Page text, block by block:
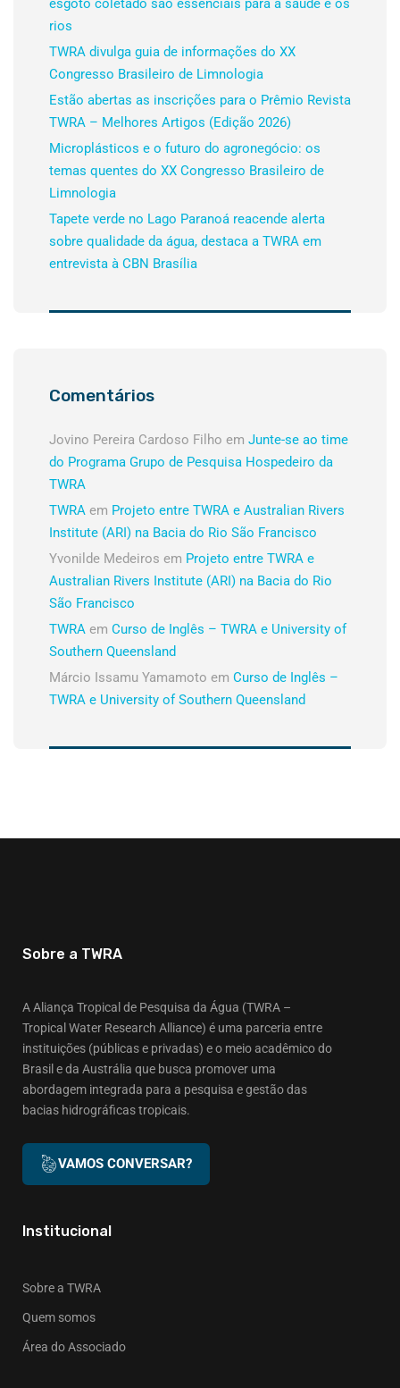
esgoto coletado são essenciais para a saúde e os
rios
TWRA divulga guia de informações do XX
Congresso Brasileiro de Limnologia
Estão abertas as inscrições para o Prêmio Revista
TWRA – Melhores Artigos (Edição 2026)
Microplásticos e o futuro do agronegócio: os
temas quentes do XX Congresso Brasileiro de
Limnologia
Tapete verde no Lago Paranoá reacende alerta
sobre qualidade da água, destaca a TWRA em
entrevista à CBN Brasília
Comentários
Jovino Pereira Cardoso Filho em Junte-se ao time
do Programa Grupo de Pesquisa Hospedeiro da
TWRA
TWRA em Projeto entre TWRA e Australian Rivers
Institute (ARI) na Bacia do Rio São Francisco
Yvonilde Medeiros em Projeto entre TWRA e
Australian Rivers Institute (ARI) na Bacia do Rio
São Francisco
TWRA em Curso de Inglês – TWRA e University of
Southern Queensland
Márcio Issamu Yamamoto em Curso de Inglês –
TWRA e University of Southern Queensland
Sobre a TWRA
A Aliança Tropical de Pesquisa da Água (TWRA –
Tropical Water Research Alliance) é uma parceria entre
instituições (públicas e privadas) e o meio acadêmico do
Brasil e da Austrália que busca promover uma
abordagem integrada para a pesquisa e gestão das
bacias hidrográficas tropicais.
VAMOS CONVERSAR?
Institucional
Sobre a TWRA
Quem somos
Área do Associado